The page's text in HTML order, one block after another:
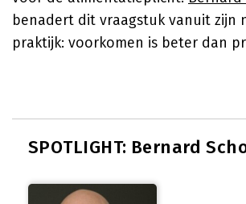
benadert dit vraagstuk vanuit zijn
praktijk: voorkomen is beter dan
SPOTLIGHT: Bernard